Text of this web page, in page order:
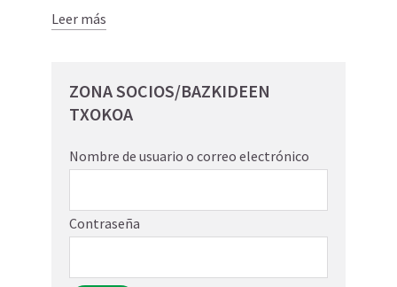
Leer más
ZONA SOCIOS/BAZKIDEEN
TXOKOA
Nombre de usuario o correo electrónico
Contraseña